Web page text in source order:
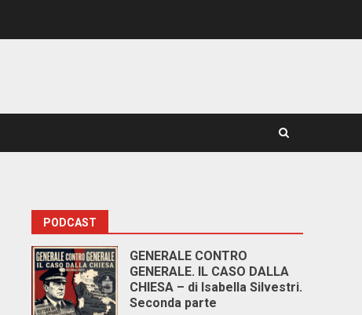
PODCAST
GENERALE CONTRO
GENERALE. IL CASO DALLA
CHIESA – di Isabella Silvestri.
Seconda parte